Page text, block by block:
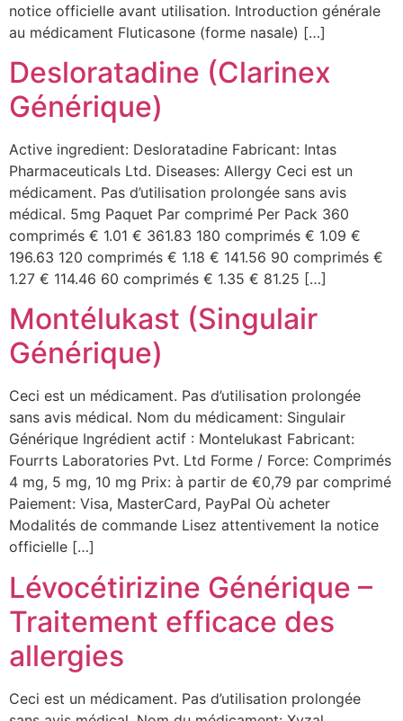
notice officielle avant utilisation. Introduction générale
au médicament Fluticasone (forme nasale) […]
Desloratadine (Clarinex
Générique)
Active ingredient: Desloratadine Fabricant: Intas
Pharmaceuticals Ltd. Diseases: Allergy Ceci est un
médicament. Pas d’utilisation prolongée sans avis
médical. 5mg Paquet Par comprimé Per Pack 360
comprimés € 1.01 € 361.83 180 comprimés € 1.09 €
196.63 120 comprimés € 1.18 € 141.56 90 comprimés €
1.27 € 114.46 60 comprimés € 1.35 € 81.25 […]
Montélukast (Singulair
Générique)
Ceci est un médicament. Pas d’utilisation prolongée
sans avis médical. Nom du médicament: Singulair
Générique Ingrédient actif : Montelukast Fabricant:
Fourrts Laboratories Pvt. Ltd Forme / Force: Comprimés
4 mg, 5 mg, 10 mg Prix: à partir de €0,79 par comprimé
Paiement: Visa, MasterCard, PayPal Où acheter
Modalités de commande Lisez attentivement la notice
officielle […]
Lévocétirizine Générique –
Traitement efficace des
allergies
Ceci est un médicament. Pas d’utilisation prolongée